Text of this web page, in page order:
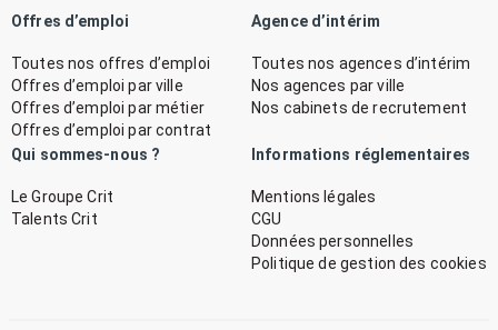
Offres d’emploi
Toutes nos offres d’emploi
Offres d’emploi par ville
Offres d’emploi par métier
Offres d’emploi par contrat
Agence d’intérim
Toutes nos agences d’intérim
Nos agences par ville
Nos cabinets de recrutement
Qui sommes-nous ?
Le Groupe Crit
Talents Crit
Informations réglementaires
Mentions légales
CGU
Données personnelles
Politique de gestion des cookies